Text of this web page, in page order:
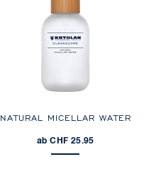
NATURAL MICELLAR WATER
ab CHF 25.95